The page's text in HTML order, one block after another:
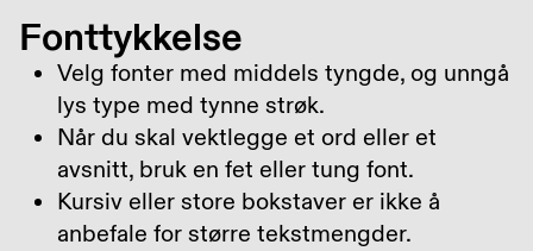
Fonttykkelse
Velg fonter med middels tyngde, og unngå
lys type med tynne strøk.
Når du skal vektlegge et ord eller et
avsnitt, bruk en fet eller tung font.
Kursiv eller store bokstaver er ikke å
anbefale for større tekstmengder.